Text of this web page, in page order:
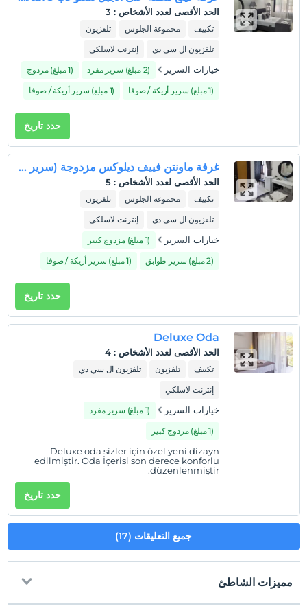
تسجيل الوصول
بعد 14:00
ساعات تسجيل الوصول
طفل (أطفال)
الأطفال الرضع حتى سن 2 مجانيون.
الحد الأقصى لعدد الأشخاص :
3
تكييف مجموعة الجلوس
تلفزيون
تلفزيون ال سي دي
إنترنت لاسلكي
خيارات السرير (2 مبلغ) سرير مفرد
(1 مبلغ) مزدوج
(1 مبلغ) سرير أريكة / صوفا
(1 مبلغ) سرير أريكة / صوفا
حدد تاريخ
غرفة ماونتن فييف ديلوكس مزدوجة (سرير واحد ديسيبل) (Mountain Viev Deluxe Double Room (1 dbl bed))
الحد الأقصى لعدد الأشخاص :
5
تكييف مجموعة الجلوس
تلفزيون
تلفزيون ال سي دي
إنترنت لاسلكي
خيارات السرير
(1 مبلغ) مزدوج كبير
(2 مبلغ) سرير طوابق
(1 مبلغ) سرير أريكة / صوفا
حدد تاريخ
Deluxe Oda
الحد الأقصى لعدد الأشخاص :
4
تكييف تلفزيون
تلفزيون ال سي دي
إنترنت لاسلكي
خيارات السرير
(1 مبلغ) سرير مفرد
(1 مبلغ) مزدوج كبير
Deluxe oda sizler için özel yeni dizayn
edilmiştir. Oda İçerisi son derece konforlu
düzenlenmiştir.
حدد تاريخ
جميع التعليقات (17)
مميزات الشاطئ